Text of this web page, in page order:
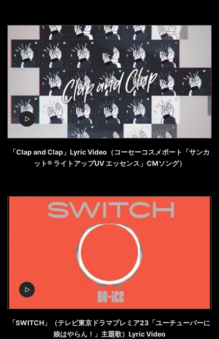
「Clap and Clap」Lyric Video（コーセーコスメポート「サンカ
ット® ライトアップUV エッセンス」CMソング）
「SWITCH」（テレビ東京ドラマプレミア23「ユーチューバーに
娘はやらん！」主題歌）Lyric Video